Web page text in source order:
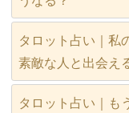
タロット占い｜私
素敵な人と出会え
タロット占い｜